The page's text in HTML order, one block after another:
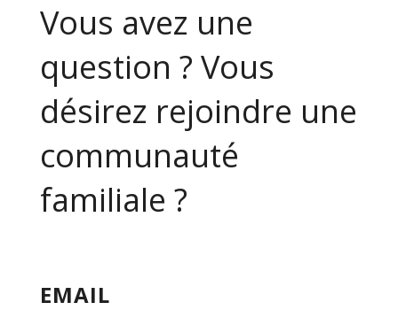
Vous avez une
question ? Vous
désirez rejoindre une
communauté
familiale ?
EMAIL